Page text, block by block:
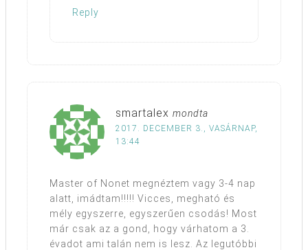
Reply
smartalex mondta
2017. DECEMBER 3., VASÁRNAP,
13:44
Master of Nonet megnéztem vagy 3-4 nap
alatt, imádtam!!!!! Vicces, megható és
mély egyszerre, egyszerűen csodás! Most
már csak az a gond, hogy várhatom a 3.
évadot ami talán nem is lesz. Az legutóbbi